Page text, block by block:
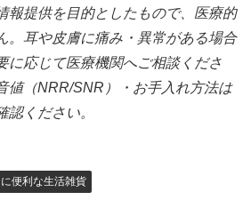
報提供を目的としたもので、医療的
。耳や皮膚に痛み・異常がある場合
に応じて医療機関へご相談くださ
値（NRR/SNR）・お手入れ方法は
認ください。
便利な生活雑貨